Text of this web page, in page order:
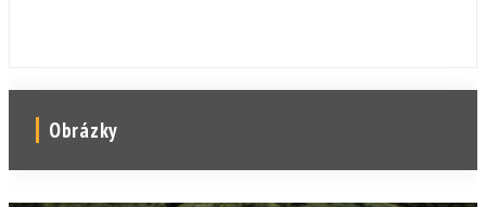
Obrázky